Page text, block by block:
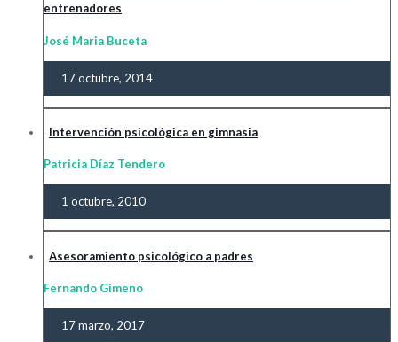
entrenadores
José Maria Buceta
17 octubre, 2014
Intervención psicológica en gimnasia
Patricia Díaz Tendero
1 octubre, 2010
Asesoramiento psicológico a padres
Fernando Gimeno
17 marzo, 2017